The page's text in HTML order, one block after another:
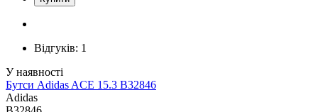
Відгуків: 1
Бутси Adidas ACE 15.3 B32846
Adidas